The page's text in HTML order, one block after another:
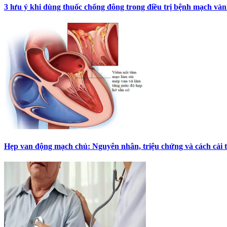
3 lưu ý khi dùng thuốc chống đông trong điều trị bệnh mạch
Hẹp van động mạch chủ: Nguyên nhân, triệu chứng và cách cải